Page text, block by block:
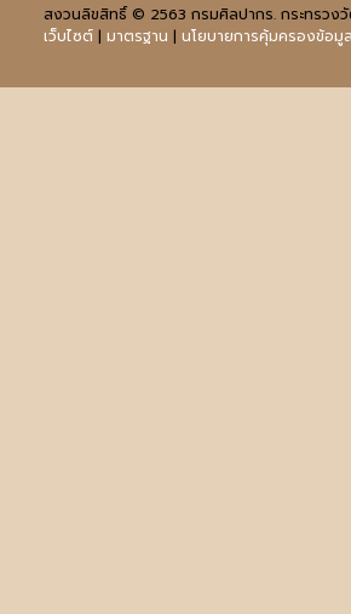
สงวนลิขสิทธิ์ © 2563 กรมศิลปากร. กระทรวง
เว็บไซต์| มาตรฐาน | นโยบายการคุ้มครองข้อมู